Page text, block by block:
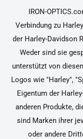
IRON-
Verbindung zu
der Harley-Davidson
Weder sind sie
unterstützt von
Logos wie "Harley",
Eigentum der
anderen Produkte,
sind Marken ihrer
oder andere